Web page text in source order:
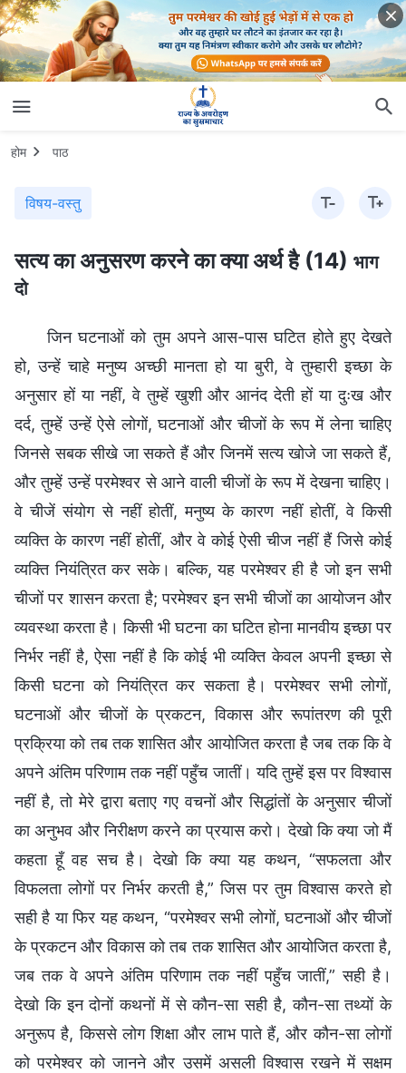
होम पाठ
विषय-वस्तु
सत्य का अनुसरण करने का क्या अर्थ है (14) भाग
दो
जिन घटनाओं को तुम अपने आस-पास घटित होते हुए देखते
हो, उन्हें चाहे मनुष्य अच्छी मानता हो या बुरी, वे तुम्हारी इच्छा के
अनुसार हों या नहीं, वे तुम्‍हें खुशी और आनंद देती हों या दुःख और
दर्द, तुम्‍हें उन्हें ऐसे लोगों, घटनाओं और चीजों के रूप में लेना चाहिए
जिनसे सबक सीखे जा सकते हैं और जिनमें सत्य खोजे जा सकते हैं,
और तुम्‍हें उन्हें परमेश्वर से आने वाली चीजों के रूप में देखना चाहिए।
वे चीजें संयोग से नहीं होतीं, मनुष्‍य के कारण नहीं होतीं, वे किसी
व्यक्ति के कारण नहीं होतीं, और वे कोई ऐसी चीज नहीं हैं जिसे कोई
व्यक्ति नियंत्रित कर सके। बल्कि, यह परमेश्वर ही है जो इन सभी
चीजों पर शासन करता है; परमेश्वर इन सभी चीजों का आयोजन और
व्यवस्था करता है। किसी भी घटना का घटित होना मानवीय इच्छा पर
निर्भर नहीं है, ऐसा नहीं है कि कोई भी व्यक्ति केवल अपनी इच्छा से
किसी घटना को नियंत्रित कर सकता है। परमेश्वर सभी लोगों,
घटनाओं और चीजों के प्र‍कटन, विकास और रूपांतरण की पूरी
प्रक्रिया को तब तक शासित और आयोजित करता है जब तक कि वे
अपने अंतिम परिणाम तक नहीं पहुँच जातीं। यदि तुम्हें इस पर विश्वास
नहीं है, तो मेरे द्वारा बताए गए वचनों और सिद्धांतों के अनुसार चीजों
का अनुभव और निरीक्षण करने का प्रयास करो। देखो कि क्या जो मैं
कहता हूँ वह सच है। देखो कि क्या यह कथन, “सफलता और
विफलता लोगों पर निर्भर करती है,” जिस पर तुम विश्‍वास करते हो
सही है या फिर यह कथन, “परमेश्वर सभी लोगों, घटनाओं और चीजों
के प्रकटन और विकास को तब तक शासित और आयोजित करता है,
जब तक वे अपने अंतिम परिणाम तक नहीं पहुँच जातीं,” सही है।
देखो कि इन दोनों कथनों में से कौन-सा सही है, कौन-सा तथ्यों के
अनुरूप है, किससे लोग शिक्षा और लाभ पाते हैं, और कौन-सा लोगों
को परमेश्वर को जानने और उसमें असली विश्वास रखने में सक्षम